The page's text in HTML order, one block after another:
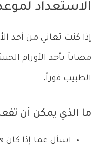
الاستعداد
إذا كنت تعاني من أحد
مصاباً بأحد الأورام
الطبيب فوراً.
ما الذي يمكن أن
اسأل عما إذا